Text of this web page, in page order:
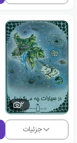
2
جزئیات